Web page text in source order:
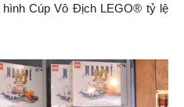
Cúp Vô Địch LEGO® tỷ lệ